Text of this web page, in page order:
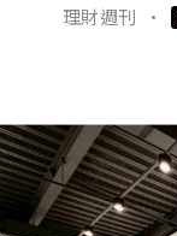
理財週刊 ·